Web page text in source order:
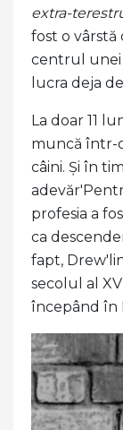
extra-
fost o vârstă
centrul unei
lucra deja
La doar 11
muncă într-
câini. Și în
profesia a
ca
fapt,
secolul al
începând în